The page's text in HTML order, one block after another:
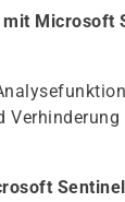
Microsoft
Verhinderung
Sentinel